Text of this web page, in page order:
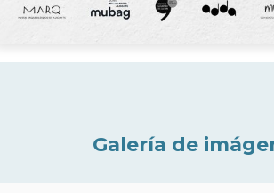
Galería de